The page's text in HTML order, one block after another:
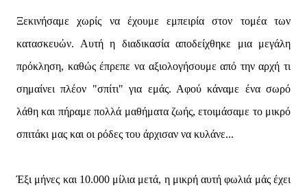
Ξεκινήσαμε χωρίς να έχουμε εμπειρία στον τομέα των
κατασκευών. Αυτή η διαδικασία αποδείχθηκε μια μεγάλη
πρόκληση, καθώς έπρεπε να αξιολογήσουμε από την αρχή τι
σημαίνει πλέον "σπίτι" για εμάς. Αφού κάναμε ένα σωρό
λάθη και πήραμε πολλά μαθήματα ζωής, ετοιμάσαμε το μικρό
σπιτάκι μας και οι ρόδες του άρχισαν να κυλάνε...
Έξι μήνες και 10.000 μίλια μετά, η μικρή αυτή φωλιά μάς έχει